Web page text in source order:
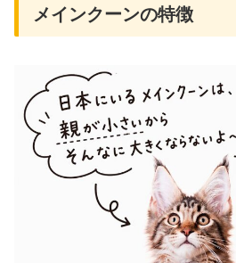
メインクーンの特徴